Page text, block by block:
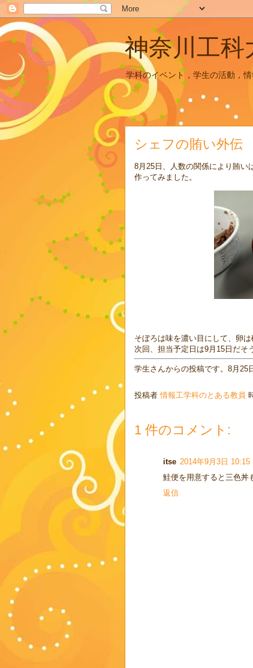
神奈川工科
学科のイベント，学生の活動，
シェフの賄い外伝
8月25日、人数の関係により賄い
作ってみました。
そぼろは味を濃い目にして、卵
次回、担当予定日は9月15日だそ
学生さんからの投稿です。8月25
投稿者情報工学科のとある教員
1 件のコメント:
itse 2014年9月3日 10:15
鮭便を用意すると三色丼
返信